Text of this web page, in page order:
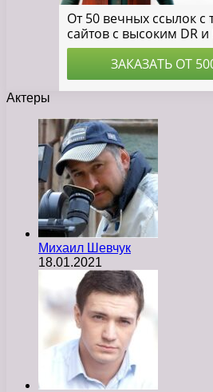
Актеры
Михаил Шевчук
18.01.2021